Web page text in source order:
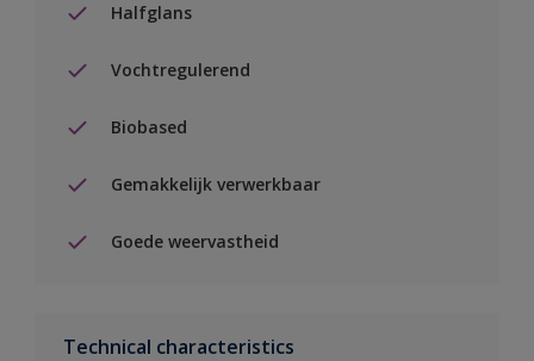
Halfglans
Vochtregulerend
Biobased
Gemakkelijk verwerkbaar
Goede weervastheid
Technical characteristics